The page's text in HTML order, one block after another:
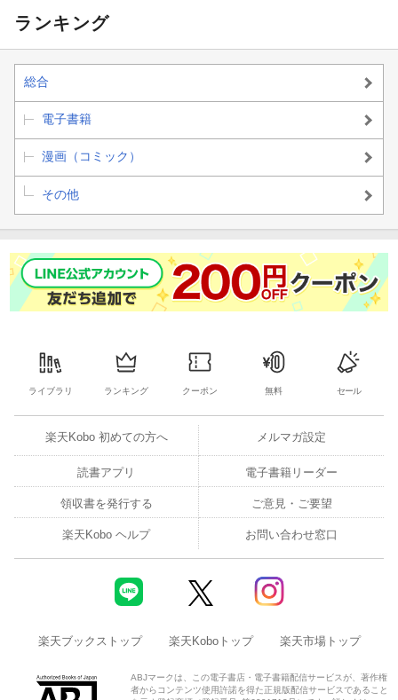
ランキング
総合
電子書籍
漫画（コミック）
その他
ライブラリ ランキング クーポン 無料 セール
楽天Kobo 初めての方へ メルマガ設定
読書アプリ 電子書籍リーダー
領収書を発行する ご意見・ご要望
楽天Kobo ヘルプ お問い合わせ窓口
楽天ブックストップ 楽天Koboトップ 楽天市場トップ
ABJマークは、この電子書店・電子書籍配信サービスが、著作権
者からコンテンツ使用許諾を得た正規版配信サービスであること